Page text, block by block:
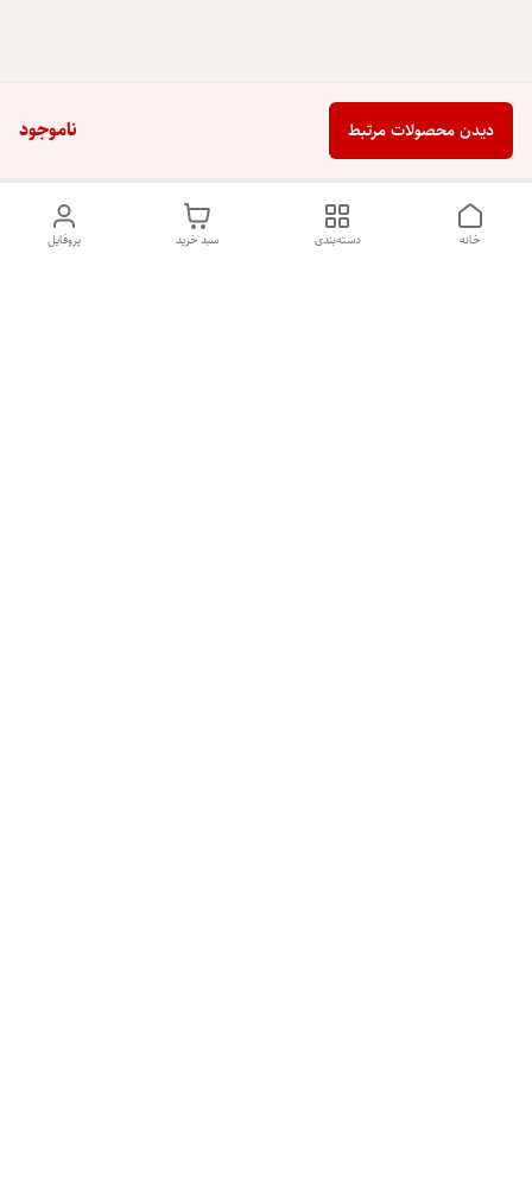
ناموجود دیدن محصولات مرتبط
پروفایل سبد خرید دسته‌بندی خانه